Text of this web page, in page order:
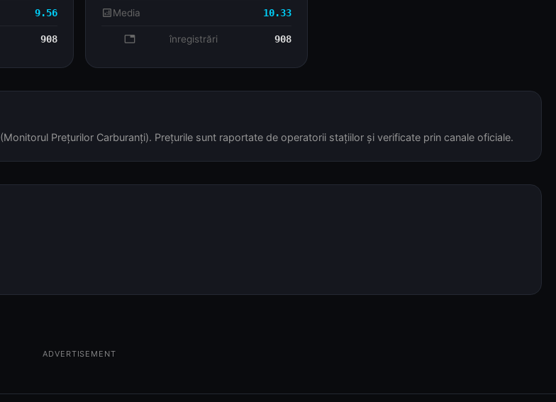
9.56
908
analyticsMedia 10.33
database înregistrări 908
(Monitorul Prețurilor Carburanți). Prețurile sunt raportate de operatorii stațiilor și verificate prin canale oficiale.
ADVERTISEMENT